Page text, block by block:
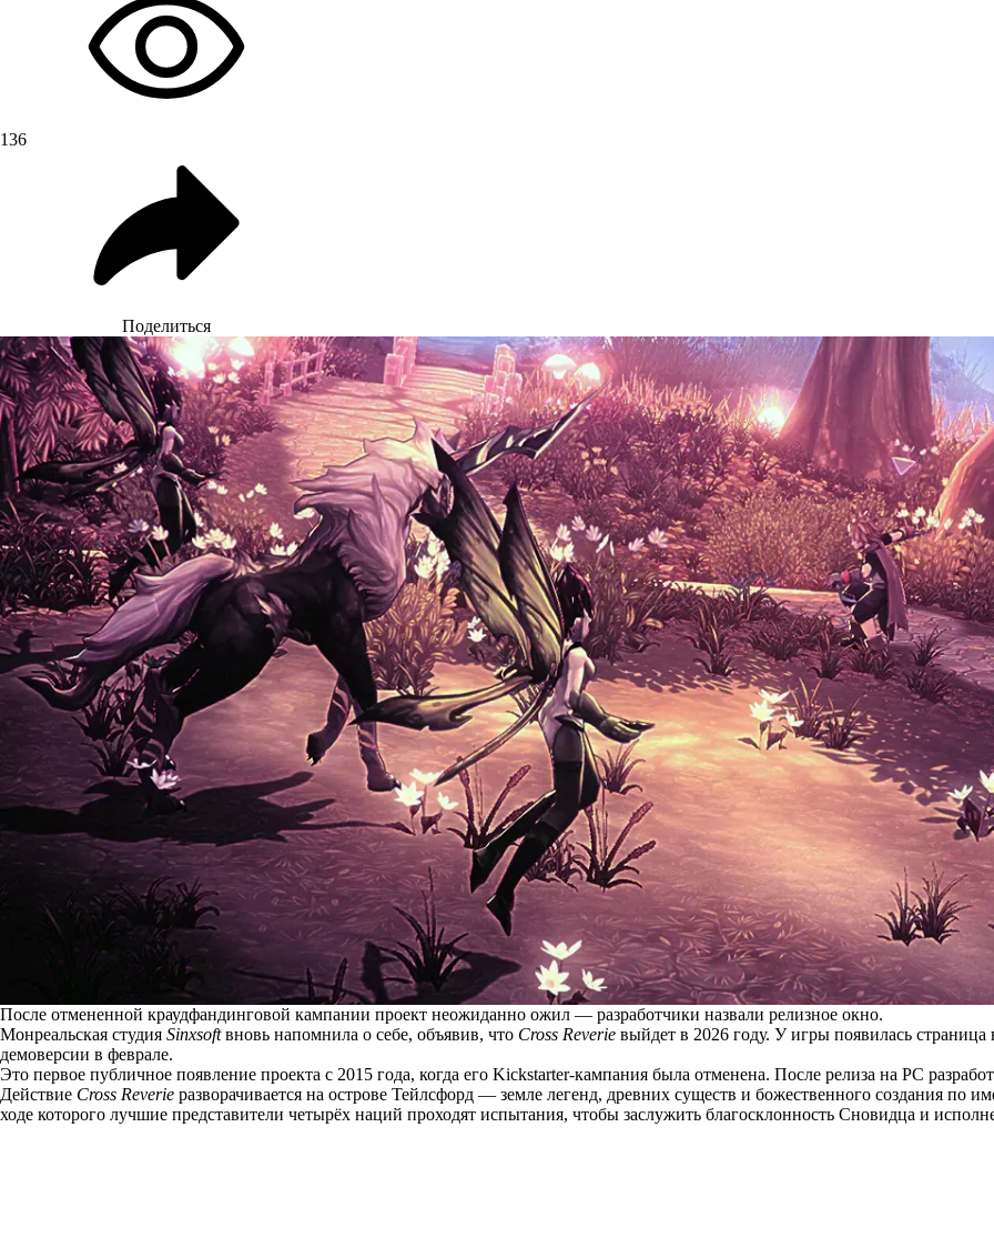
136
Поделиться
После отмененной краудфандинговой кампании проект неожиданно ожил — разработчики назвали релизное окно.
Монреальская студия Sinxsoftвновь напомнила о себе, объявив, что Cross Reverie выйдет в 2026 году. У игры появилась
демоверсии в феврале.
Это первое публичное появление проекта с 2015 года, когда его Kickstarter-кампания была отменена. После релиза на PC
Действие Cross Reverie разворачивается на острове Тейлсфорд — земле легенд, древних существ и божественного создания по
ходе которого лучшие представители четырёх наций проходят испытания, чтобы заслужить благосклонность Сновидца и